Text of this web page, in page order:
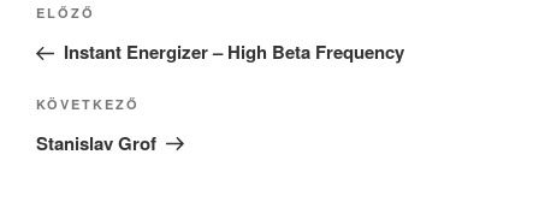
Korábbi
bejegyzés
ELŐZŐ
Instant Energizer – High Beta Frequency
Következő
bejegyzés
KÖVETKEZŐ
Stanislav Grof